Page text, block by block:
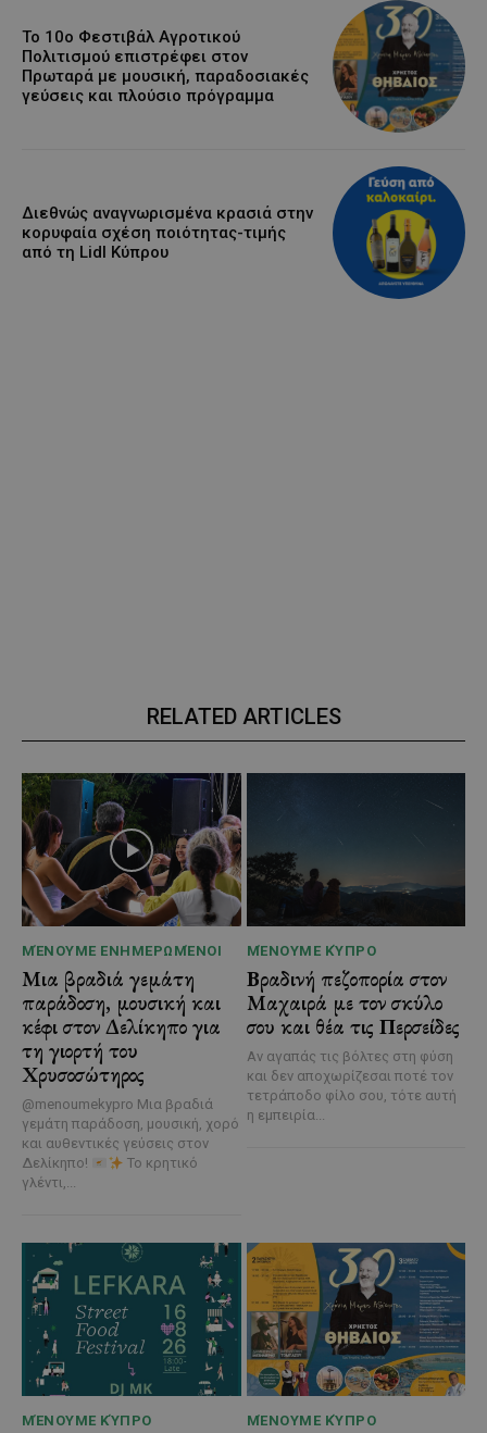
Το 10ο Φεστιβάλ Αγροτικού
Πολιτισμού επιστρέφει στον
Πρωταρά με μουσική, παραδοσιακές
γεύσεις και πλούσιο πρόγραμμα
Διεθνώς αναγνωρισμένα κρασιά στην
κορυφαία σχέση ποιότητας-τιμής
από τη Lidl Κύπρου
RELATED ARTICLES
ΜΈΝΟΥΜΕ ΕΝΗΜΕΡΩΜΈΝΟΙ
Μια βραδιά γεμάτη
παράδοση, μουσική και
κέφι στον Δελίκηπο για
τη γιορτή του
Χρυσοσώτηρος
@menoumekypro Μια βραδιά
γεμάτη παράδοση, μουσική, χορό
και αυθεντικές γεύσεις στον
Δελίκηπο!
Το κρητικό
γλέντι,...
ΜΈΝΟΥΜΕ ΚΎΠΡΟ
Βραδινή πεζοπορία στον
Μαχαιρά με τον σκύλο
σου και θέα τις Περσείδες
Αν αγαπάς τις βόλτες στη φύση
και δεν αποχωρίζεσαι ποτέ τον
τετράποδο φίλο σου, τότε αυτή
η εμπειρία...
ΜΈΝΟΥΜΕ ΚΎΠΡΟ ΜΈΝΟΥΜΕ ΚΎΠΡΟ